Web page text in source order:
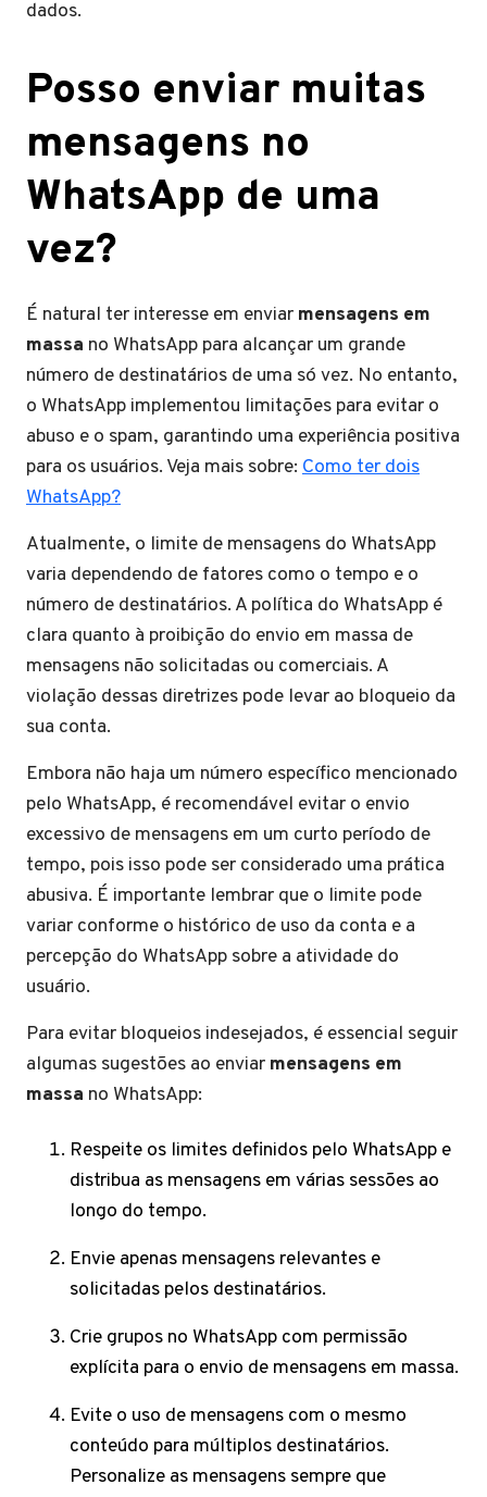
dados.
Posso enviar muitas
mensagens no
WhatsApp de uma
vez?
É natural ter interesse em enviar mensagens em
massa no WhatsApp para alcançar um grande
número de destinatários de uma só vez. No entanto,
o WhatsApp implementou limitações para evitar o
abuso e o spam, garantindo uma experiência positiva
para os usuários. Veja mais sobre: Como ter dois
WhatsApp?
Atualmente, o limite de mensagens do WhatsApp
varia dependendo de fatores como o tempo e o
número de destinatários. A política do WhatsApp é
clara quanto à proibição do envio em massa de
mensagens não solicitadas ou comerciais. A
violação dessas diretrizes pode levar ao bloqueio da
sua conta.
Embora não haja um número específico mencionado
pelo WhatsApp, é recomendável evitar o envio
excessivo de mensagens em um curto período de
tempo, pois isso pode ser considerado uma prática
abusiva. É importante lembrar que o limite pode
variar conforme o histórico de uso da conta e a
percepção do WhatsApp sobre a atividade do
usuário.
Para evitar bloqueios indesejados, é essencial seguir
algumas sugestões ao enviar mensagens em
massa no WhatsApp:
Respeite os limites definidos pelo WhatsApp e
distribua as mensagens em várias sessões ao
longo do tempo.
Envie apenas mensagens relevantes e
solicitadas pelos destinatários.
Crie grupos no WhatsApp com permissão
explícita para o envio de mensagens em massa.
Evite o uso de mensagens com o mesmo
conteúdo para múltiplos destinatários.
Personalize as mensagens sempre que